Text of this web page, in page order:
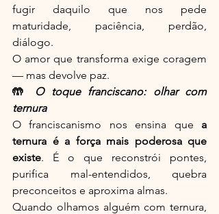
fugir daquilo que nos pede
maturidade, paciência, perdão,
diálogo.
O amor que transforma exige coragem
— mas devolve paz.
🤲
O toque franciscano: olhar com
ternura
O franciscanismo nos ensina que a
ternura é a força mais poderosa que
existe. É o que reconstrói pontes,
purifica mal-entendidos, quebra
preconceitos e aproxima almas.
Quando olhamos alguém com ternura,